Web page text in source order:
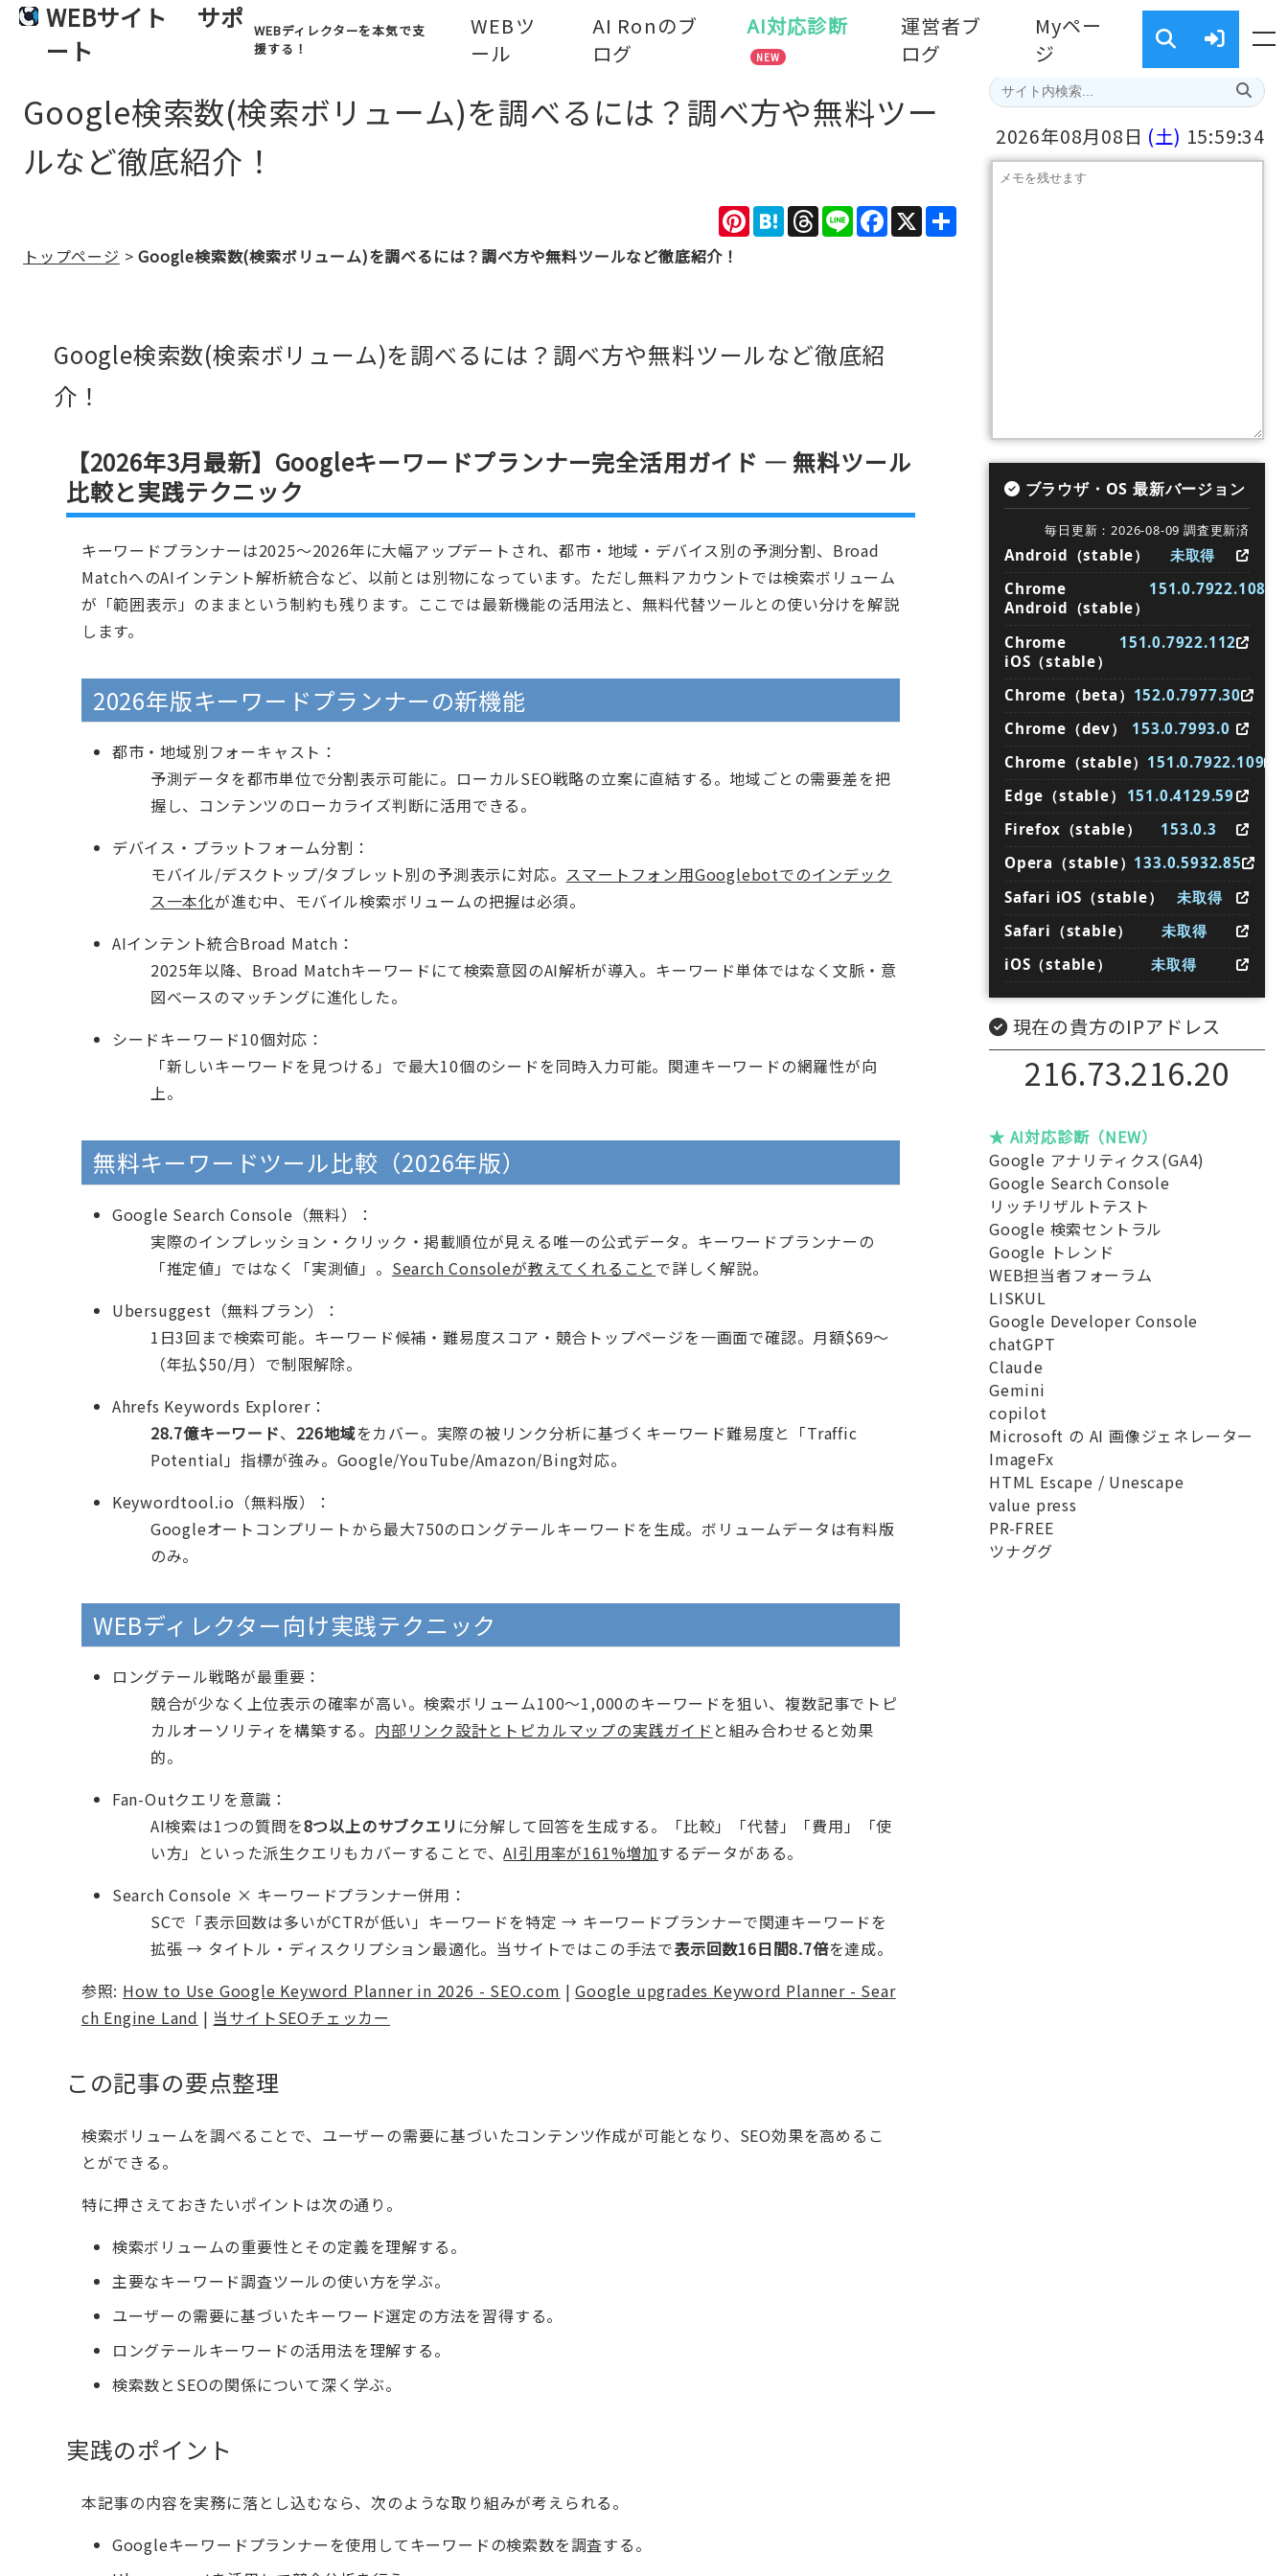
WEBサイト
サポ
ート
WEBディレクターを本気で支
援する！
WEBツ
ール
AI Ronのブ
ログ
AI対応診断
NEW
運営者ブ
ログ
Myペー
ジ
Google検索数(検索ボリューム)を調べるには？調べ方や無料ツー
ルなど徹底紹介！
X
Facebook
Line
Threads
Hatena
Pinterest
トップページ >Google検索数(検索ボリューム)を調べるには？調べ方や無料ツールなど徹底紹介！
Google検索数(検索ボリューム)を調べるには？調べ方や無料ツールなど徹底紹
介！
【2026年3月最新】Googleキーワードプランナー完全活用ガイド — 無料ツール
比較と実践テクニック
キーワードプランナーは2025〜2026年に大幅アップデートされ、都市・地域・デバイス別の予測分割、Broad
MatchへのAIインテント解析統合など、以前とは別物になっています。ただし無料アカウントでは検索ボリューム
が「範囲表示」のままという制約も残ります。ここでは最新機能の活用法と、無料代替ツールとの使い分けを解説
します。
2026年版キーワードプランナーの新機能
都市・地域別フォーキャスト：
予測データを都市単位で分割表示可能に。ローカルSEO戦略の立案に直結する。地域ごとの需要差を把
握し、コンテンツのローカライズ判断に活用できる。
デバイス・プラットフォーム分割：
モバイル/デスクトップ/タブレット別の予測表示に対応。 スマートフォン用Googlebotでのインデック
ス一本化が進む中、モバイル検索ボリュームの把握は必須。
AIインテント統合Broad Match：
2025年以降、Broad Matchキーワードにて検索意図のAI解析が導入。キーワード単体ではなく文脈・意
図ベースのマッチングに進化した。
シードキーワード10個対応：
「新しいキーワードを見つける」で最大10個のシードを同時入力可能。関連キーワードの網羅性が向
上。
無料キーワードツール比較（2026年版）
Google Search Console（無料）：
実際のインプレッション・クリック・掲載順位が見える唯一の公式データ。キーワードプランナーの
「推定値」ではなく「実測値」。 Search Consoleが教えてくれること で詳しく解説。
Ubersuggest（無料プラン）：
1日3回まで検索可能。キーワード候補・難易度スコア・競合トップページを一画面で確認。月額$69〜
（年払$50/月）で制限解除。
Ahrefs Keywords Explorer：
28.7億キーワード、 226地域をカバー。実際の被リンク分析に基づくキーワード難易度と「Traffic
Potential」指標が強み。Google/YouTube/Amazon/Bing対応。
Keywordtool.io（無料版）：
Googleオートコンプリートから最大750のロングテールキーワードを生成。ボリュームデータは有料版
のみ。
WEBディレクター向け実践テクニック
ロングテール戦略が最重要：
競合が少なく上位表示の確率が高い。検索ボリューム100〜1,000のキーワードを狙い、複数記事でトピ
カルオーソリティを構築する。 内部リンク設計とトピカルマップの実践ガイド と組み合わせると効果
的。
Fan-Outクエリを意識：
AI検索は1つの質問を8つ以上のサブクエリ に分解して回答を生成する。「比較」「代替」「費用」「使
い方」といった派生クエリもカバーすることで、AI引用率が161%増加するデータがある。
Search Console × キーワードプランナー併用：
SCで「表示回数は多いがCTRが低い」キーワードを特定 → キーワードプランナーで関連キーワードを
拡張 → タイトル・ディスクリプション最適化。当サイトではこの手法で表示回数16日間8.7倍を達成。
参照: How to Use Google Keyword Planner in 2026 - SEO.com |Google upgrades Keyword Planner - Sear
ch Engine Land | 当サイトSEOチェッカー
この記事の要点整理
検索ボリュームを調べることで、ユーザーの需要に基づいたコンテンツ作成が可能となり、SEO効果を高めるこ
とができる。
特に押さえておきたいポイントは次の通り。
検索ボリュームの重要性とその定義を理解する。
主要なキーワード調査ツールの使い方を学ぶ。
ユーザーの需要に基づいたキーワード選定の方法を習得する。
ロングテールキーワードの活用法を理解する。
検索数とSEOの関係について深く学ぶ。
実践のポイント
本記事の内容を実務に落とし込むなら、次のような取り組みが考えられる。
Googleキーワードプランナーを使用してキーワードの検索数を調査する。
2026年08月08日 (土) 15:59:35
ブラウザ・OS 最新バージョン
毎日更新：2026-08-09 調査更新済
Android（stable）
未取得
Chrome
Android（stable）
151.0.7922.108
Chrome
iOS（stable）
151.0.7922.112
Chrome（beta） 152.0.7977.30
Chrome（dev）
153.0.7993.0
Chrome（stable） 151.0.7922.109
Edge（stable）
151.0.4129.59
Firefox（stable）
153.0.3
Opera（stable） 133.0.5932.85
Safari iOS（stable）
未取得
Safari（stable）
未取得
iOS（stable）
未取得
現在の貴方のIPアドレス
216.73.216.20
★ AI対応診断（NEW）
Google アナリティクス(GA4)
Google Search Console
リッチリザルトテスト
Google 検索セントラル
Google トレンド
WEB担当者フォーラム
LISKUL
Google Developer Console
chatGPT
Claude
Gemini
copilot
Microsoft の AI 画像ジェネレーター
ImageFx
HTML Escape / Unescape
value press
PR-FREE
ツナググ